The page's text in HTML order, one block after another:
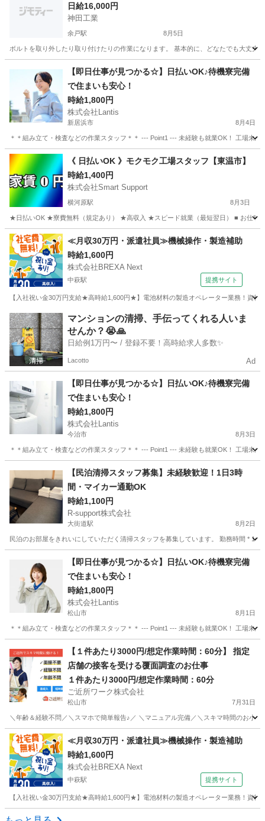
日給16,000円
神田工業
余戸駅 8月5日
ボルトを取り外したり取り付けたりの作業になります。 基本的に、どなたでも大丈
余戸駅 工場
【即日仕事が見つかる☆】日払いOK♪待機寮完備
で住まいも安心！
時給1,800円
株式会社Lantis
新居浜市 8月4日
＊＊組み立て・検査などの作業スタッフ＊＊ --- Point1 --- 未経験も就業OK！ 工場未
愛媛 新居浜市 工場 スタッフ
《 日払いOK 》モクモク工場スタッフ【東温市】
時給1,400円
株式会社Smart Support
横河原駅 8月3日
★日払いOK ★寮費無料（規定あり） ★高収入 ★スピード就業（最短翌日） ■ お仕事
愛媛 東温市 横河原駅 工場 スタッフ
≪月収30万円・派遣社員≫機械操作・製造補助
時給1,600円
株式会社BREXA Next
中萩駅 提携サイト
【入社祝い金30万円支給★高時給1,600円★】電池材料の製造オペレーター業務！資
愛媛 新居浜市 中萩駅 その他
マンションの清掃、手伝ってくれる人いま
せんか？😭🙏
日給例1万円〜 / 登録不要！高時給求人多数✨
Lacotto Ad
【即日仕事が見つかる☆】日払いOK♪待機寮完備
で住まいも安心！
時給1,800円
株式会社Lantis
今治市 8月3日
＊＊組み立て・検査などの作業スタッフ＊＊ --- Point1 --- 未経験も就業OK！ 工場未
工場 スタッフ
【民泊清掃スタッフ募集】未経験歓迎！1日3時
間・マイカー通勤OK
時給1,100円
R-support株式会社
大街道駅 8月2日
民泊のお部屋をきれいにしていただく清掃スタッフを募集しています。 勤務時間 *
大街道駅 清掃
【即日仕事が見つかる☆】日払いOK♪待機寮完備
で住まいも安心！
時給1,800円
株式会社Lantis
松山市 8月1日
＊＊組み立て・検査などの作業スタッフ＊＊ --- Point1 --- 未経験も就業OK！ 工場未
工場 スタッフ
【１件あたり3000円/想定作業時間：60分】 指定
店舗の接客を受ける覆面調査のお仕事
１件あたり3000円/想定作業時間：60分
ご近所ワーク株式会社
松山市 7月31日
＼年齢＆経験不問／＼スマホで簡単報告♪／ ＼マニュアル完備／＼スキマ時間のお小
愛媛 松山市 その他
≪月収30万円・派遣社員≫機械操作・製造補助
時給1,600円
株式会社BREXA Next
中萩駅 提携サイト
【入社祝い金30万円支給★高時給1,600円★】電池材料の製造オペレーター業務！資
愛媛 新居浜市